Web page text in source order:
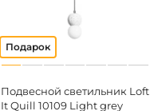
Подвесной светильник Loft
It Quill 10109 Light grey